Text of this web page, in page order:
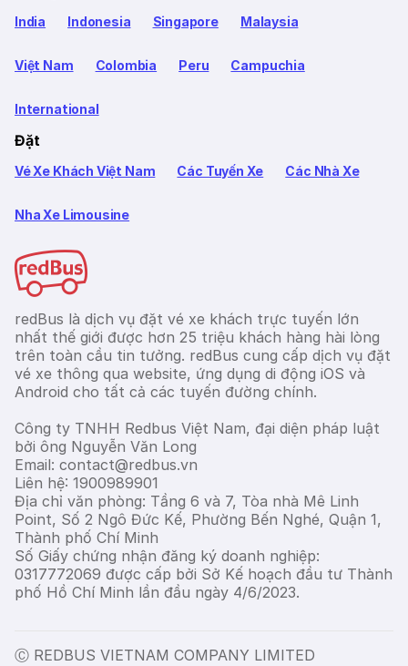
India Indonesia Singapore Malaysia
Việt Nam Colombia Peru Campuchia
International
Đặt
Vé Xe Khách Việt Nam Các Tuyến Xe Các Nhà Xe
Nha Xe Limousine
redBus là dịch vụ đặt vé xe khách trực tuyến lớn
nhất thế giới được hơn 25 triệu khách hàng hài lòng
trên toàn cầu tin tưởng. redBus cung cấp dịch vụ đặt
vé xe thông qua website, ứng dụng di động iOS và
Android cho tất cả các tuyến đường chính.
Công ty TNHH Redbus Việt Nam, đại diện pháp luật
bởi ông Nguyễn Văn Long
Email: contact@redbus.vn
Liên hệ: 1900989901
Địa chỉ văn phòng: Tầng 6 và 7, Tòa nhà Mê Linh
Point, Số 2 Ngô Đức Kế, Phường Bến Nghé, Quận 1,
Thành phố Chí Minh
Số Giấy chứng nhận đăng ký doanh nghiệp:
0317772069 được cấp bởi Sở Kế hoạch đầu tư Thành
phố Hồ Chí Minh lần đầu ngày 4/6/2023.
Ⓒ REDBUS VIETNAM COMPANY LIMITED